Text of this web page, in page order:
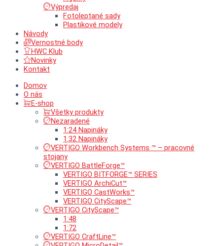
Výpredaj
Fotoleptané sady
Plastikové modely
Návody
Vernostné body
HWC Klub
Novinky
Kontakt
Domov
O nás
E-shop
Všetky produkty
Nezaradené
1:24 Napináky
1:32 Napináky
VERTIGO Workbench Systems ™ – pracovné
stojany
VERTIGO BattleForge™
VERTIGO BITFORGE™ SERIES
VERTIGO ArchiCut™
VERTIGO CastWorks™
VERTIGO CityScape™
VERTIGO CityScape™
1:48
1:72
VERTIGO CraftLine™